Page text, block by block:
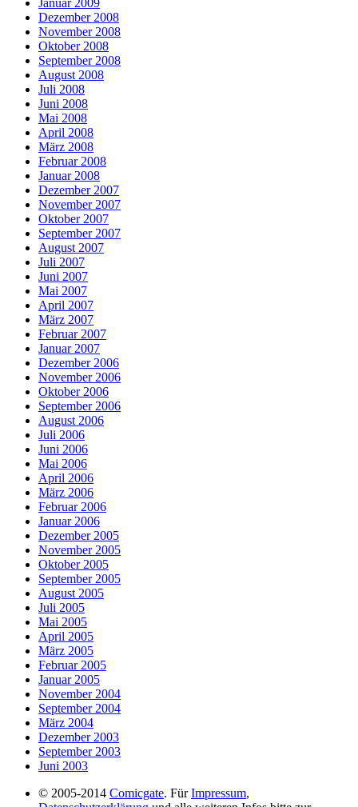
Januar 2009
Dezember 2008
November 2008
Oktober 2008
September 2008
August 2008
Juli 2008
Juni 2008
Mai 2008
April 2008
März 2008
Februar 2008
Januar 2008
Dezember 2007
November 2007
Oktober 2007
September 2007
August 2007
Juli 2007
Juni 2007
Mai 2007
April 2007
März 2007
Februar 2007
Januar 2007
Dezember 2006
November 2006
Oktober 2006
September 2006
August 2006
Juli 2006
Juni 2006
Mai 2006
April 2006
März 2006
Februar 2006
Januar 2006
Dezember 2005
November 2005
Oktober 2005
September 2005
August 2005
Juli 2005
Mai 2005
April 2005
März 2005
Februar 2005
Januar 2005
November 2004
September 2004
März 2004
Dezember 2003
September 2003
Juni 2003
© 2005-2014 Comicgate. FürImpressum,